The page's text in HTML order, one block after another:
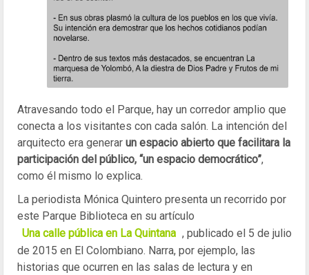
Atravesando todo el Parque, hay un corredor amplio que
conecta a los visitantes con cada salón. La intención del
arquitecto era generar un espacio abierto que facilitara la
participación del público, “un espacio democrático”,
como él mismo lo explica.
La periodista Mónica Quintero presenta un recorrido por
este Parque Biblioteca en su artículo
Una calle pública en La Quintana , publicado el 5 de julio
de 2015 en El Colombiano. Narra, por ejemplo, las
historias que ocurren en las salas de lectura y en